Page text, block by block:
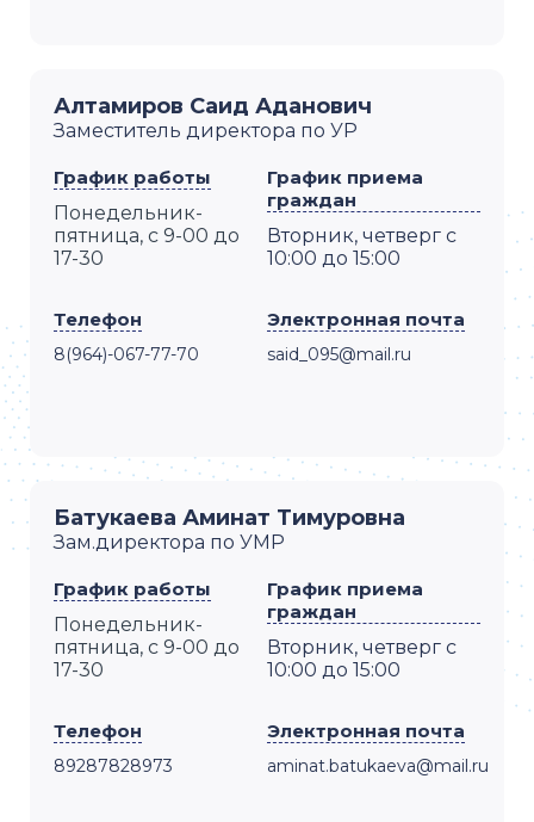
Алтамиров Саид Аданович
Заместитель директора по УР
График работы
Понедельник-
пятница, с 9-00 до
17-30
График приема
граждан
Вторник, четверг с
10:00 до 15:00
Телефон
8(964)-067-77-70
Электронная почта
said_095@mail.ru
Батукаева Аминат Тимуровна
Зам.директора по УМР
График работы
Понедельник-
пятница, с 9-00 до
17-30
График приема
граждан
Вторник, четверг с
10:00 до 15:00
Телефон
89287828973
Электронная почта
aminat.batukaeva@mail.ru